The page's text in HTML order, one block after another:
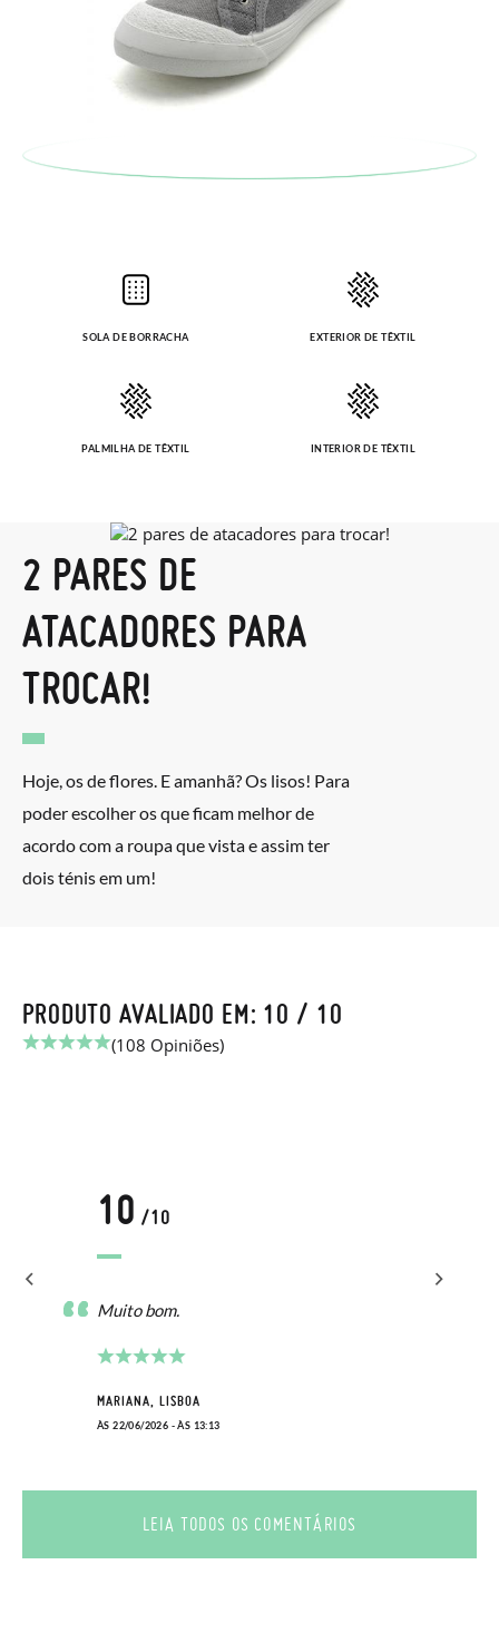
SOLA DE BORRACHA EXTERIOR DE TÊXTIL
PALMILHA DE TÊXTIL INTERIOR DE TÊXTIL
2 PARES DE
ATACADORES PARA
TROCAR!
Hoje, os de flores. E amanhã? Os lisos! Para
poder escolher os que ficam melhor de
acordo com a roupa que vista e assim ter
dois ténis em um!
PRODUTO AVALIADO EM: 10 / 10
(108 Opiniões)
10 /10
Muito bom.
MARIANA, LISBOA
ÀS 22/06/2026 - ÀS 13:13
LEIA TODOS OS COMENTÁRIOS